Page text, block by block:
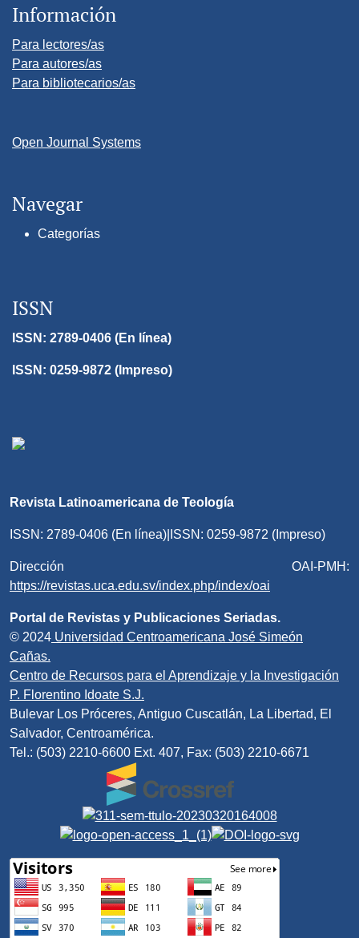
Información
Para lectores/as
Para autores/as
Para bibliotecarios/as
Open Journal Systems
Navegar
Categorías
ISSN
ISSN: 2789-0406 (En línea)
ISSN: 0259-9872 (Impreso)
Revista Latinoamericana de Teología
ISSN: 2789-0406 (En línea)|ISSN: 0259-9872 (Impreso)
Dirección OAI-PMH:
https://revistas.uca.edu.sv/index.php/index/oai
Portal de Revistas y Publicaciones Seriadas.
© 2024 Universidad Centroamericana José Simeón
Cañas.
Centro de Recursos para el Aprendizaje y la Investigación
P. Florentino Idoate S.J.
Bulevar Los Próceres, Antiguo Cuscatlán, La Libertad, El
Salvador, Centroamérica.
Tel.: (503) 2210-6600 Ext. 407, Fax: (503) 2210-6671